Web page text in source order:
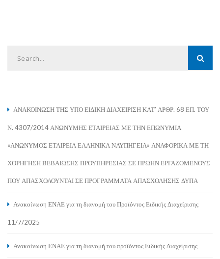
ΑΝΑΚΟΙΝΩΣΗ ΤΗΣ ΥΠΟ ΕΙΔΙΚΗ ΔΙΑΧΕΙΡΙΣΗ ΚΑΤ’ ΑΡΘΡ. 68 ΕΠ. ΤΟΥ
Ν. 4307/2014 ΑΝΩΝΥΜΗΣ ΕΤΑΙΡΕΙΑΣ ΜΕ ΤΗΝ ΕΠΩΝΥΜΙΑ
«ΑΝΩΝΥΜΟΣ ΕΤΑΙΡΕΙΑ ΕΛΛΗΝΙΚΑ ΝΑΥΠΗΓΕΙΑ» ΑΝΑΦΟΡΙΚΑ ΜΕ ΤΗ
ΧΟΡΗΓΗΣΗ ΒΕΒΑΙΩΣΗΣ ΠΡΟΥΠΗΡΕΣΙΑΣ ΣΕ ΠΡΩΗΝ ΕΡΓΑΖΟΜΕΝΟΥΣ
ΠΟΥ ΑΠΑΣΧΟΛΟΥΝΤΑΙ ΣΕ ΠΡΟΓΡΑΜΜΑΤΑ ΑΠΑΣΧΟΛΗΣΗΣ ΔΥΠΑ
Ανακοίνωση ΕΝΑΕ για τη διανομή του Προϊόντος Ειδικής Διαχείρισης
11/7/2025
Ανακοίνωση ΕΝΑΕ για τη διανομή του προϊόντος Ειδικής Διαχείρισης